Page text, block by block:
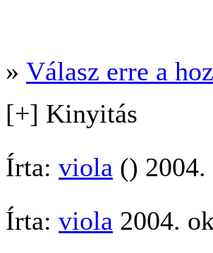
» Válasz erre a
[+] Kinyitás
Írta: viola ()
Írta: viola 2004.